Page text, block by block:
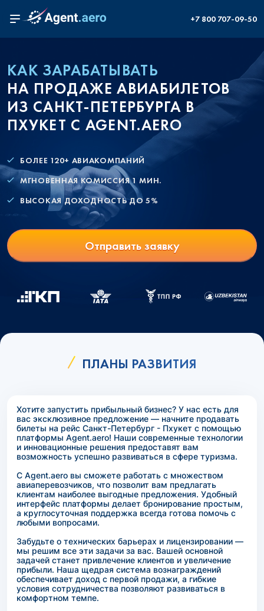
+7 800 707-09-50
КАК ЗАРАБАТЫВАТЬ
НА ПРОДАЖЕ АВИАБИЛЕТОВ
ИЗ САНКТ-ПЕТЕРБУРГА В
ПХУКЕТ С AGENT.AERO
БОЛЕЕ 120+ АВИАКОМПАНИЙ
МГНОВЕННАЯ КОМИССИЯ 1 МИН.
ВЫСОКАЯ ДОХОДНОСТЬ ДО 5%
Отправить заявку
ПЛАНЫ РАЗВИТИЯ
Хотите запустить прибыльный бизнес? У нас есть для
вас эксклюзивное предложение — начните продавать
билеты на рейс Санкт-Петербург - Пхукет с помощью
платформы Agent.aero! Наши современные технологии
и инновационные решения предоставят вам
возможность успешно развиваться в сфере туризма.
С Agent.aero вы сможете работать с множеством
авиаперевозчиков, что позволит вам предлагать
клиентам наиболее выгодные предложения. Удобный
интерфейс платформы делает бронирование простым,
а круглосуточная поддержка всегда готова помочь с
любыми вопросами.
Забудьте о технических барьерах и лицензировании —
мы решим все эти задачи за вас. Вашей основной
задачей станет привлечение клиентов и увеличение
прибыли. Наша щедрая система вознаграждений
обеспечивает доход с первой продажи, а гибкие
условия сотрудничества позволяют развиваться в
комфортном темпе.